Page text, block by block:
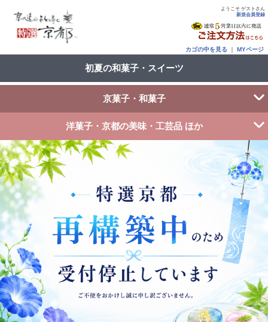
ようこそ ゲストさん
新規会員登録
カゴの中を見る ｜ MYページ
初夏の和菓子・スイーツ
京菓子・和菓子
洋菓子・京都の美味・工芸品 ほか